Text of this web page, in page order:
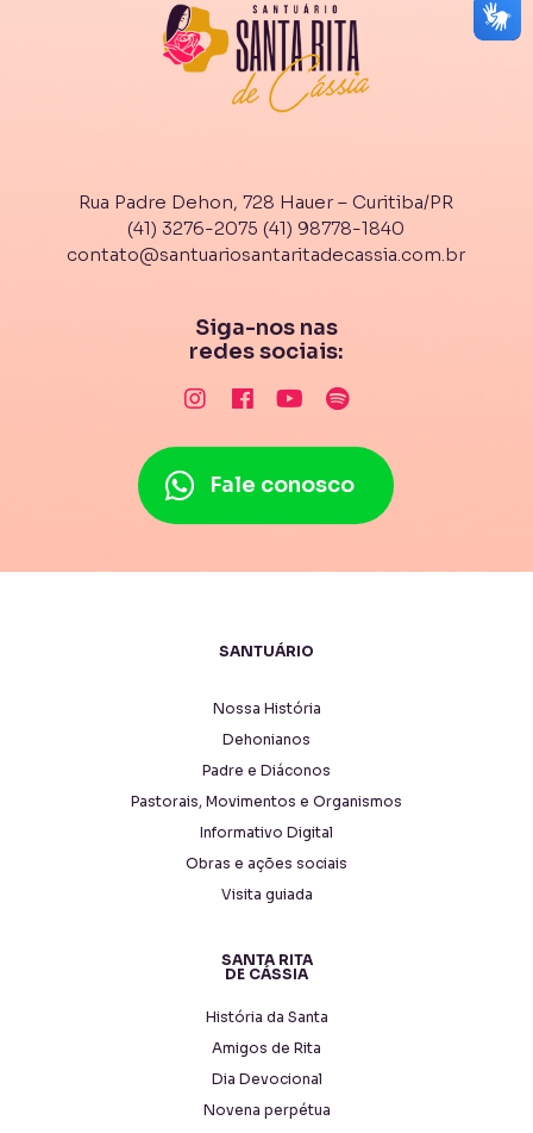
Rua Padre Dehon, 728 Hauer – Curitiba/PR
(41) 3276-2075 (41) 98778-1840
contato@santuariosantaritadecassia.com.br
Siga-nos nas
redes sociais:
Fale conosco
SANTUÁRIO
Nossa História
Dehonianos
Padre e Diáconos
Pastorais, Movimentos e Organismos
Informativo Digital
Obras e ações sociais
Visita guiada
SANTA RITA
DE CÁSSIA
História da Santa
Amigos de Rita
Dia Devocional
Novena perpétua